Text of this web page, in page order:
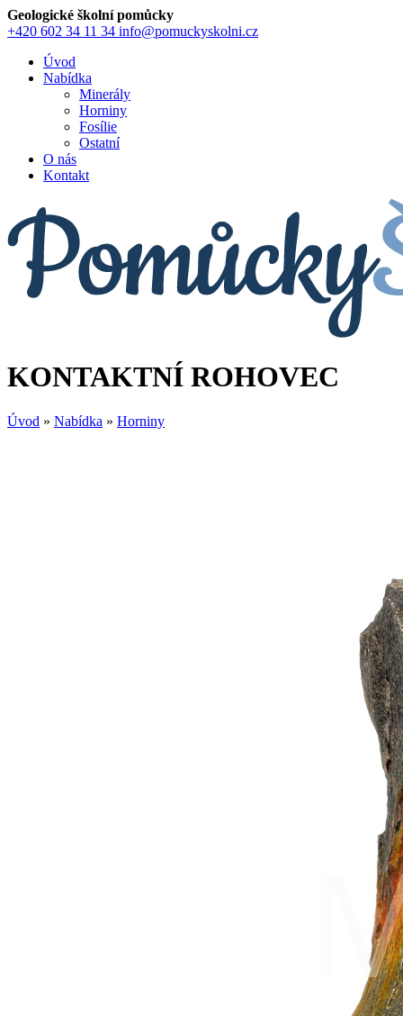
Geologické školní pomůcky
+420 602 34 11 34 info@pomuckyskolni.cz
Úvod
Nabídka
Minerály
Horniny
Fosílie
Ostatní
O nás
Kontakt
KONTAKTNÍ ROHOVEC
Úvod » Nabídka » Horniny